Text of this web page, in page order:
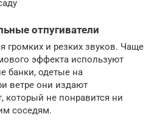
отпугиватели
громких и резких звуков. Чаще
эффекта используют
банки, одетые на
ветре они издают
который не понравится ни
соседям.